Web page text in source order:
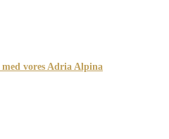
vores Adria Alpina